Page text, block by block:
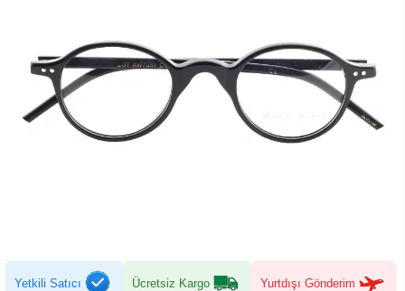
Yetkili Satıcı Ücretsiz Kargo Yurtdışı Gönderim